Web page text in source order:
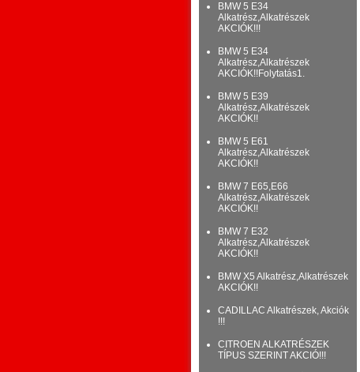
BMW 5 E34
Alkatrész,Alkatrészek
AKCIÓK!!!
BMW 5 E34
Alkatrész,Alkatrészek
AKCIÓK!!Folytatás1.
BMW 5 E39
Alkatrész,Alkatrészek
AKCIÓK!!
BMW 5 E61
Alkatrész,Alkatrészek
AKCIÓK!!
BMW 7 E65,E66
Alkatrész,Alkatrészek
AKCIÓK!!
BMW 7 E32
Alkatrész,Alkatrészek
AKCIÓK!!
BMW X5 Alkatrész,Alkatrészek
AKCIÓK!!
CADILLAC Alkatrészek, Akciók
!!!
CITROEN ALKATRÉSZEK
TÍPUS SZERINT AKCIÓ!!!